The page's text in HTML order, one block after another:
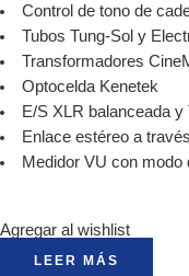
Control de tono de
Tubos Tung-Sol y
Transformadores
Optocelda Kenetek
E/S XLR balanceada y
Enlace estéreo a
Medidor VU con
Agregar al wishlist
LEER MÁS